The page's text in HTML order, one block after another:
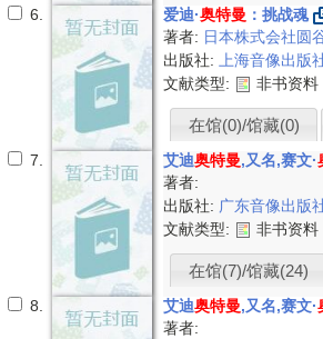
6. 爱迪·奥特曼 ：挑战魂
著者: 日本株式会社圆
出版社:上海音像出版
文献类型:
非书资
在馆(0)/馆藏(0)
7. 艾迪奥特曼,又名,赛文·
著者:
出版社: 广东音像出版
文献类型:
非书资
在馆(7)/馆藏(24)
8. 艾迪奥特曼,又名,赛文·
著者: